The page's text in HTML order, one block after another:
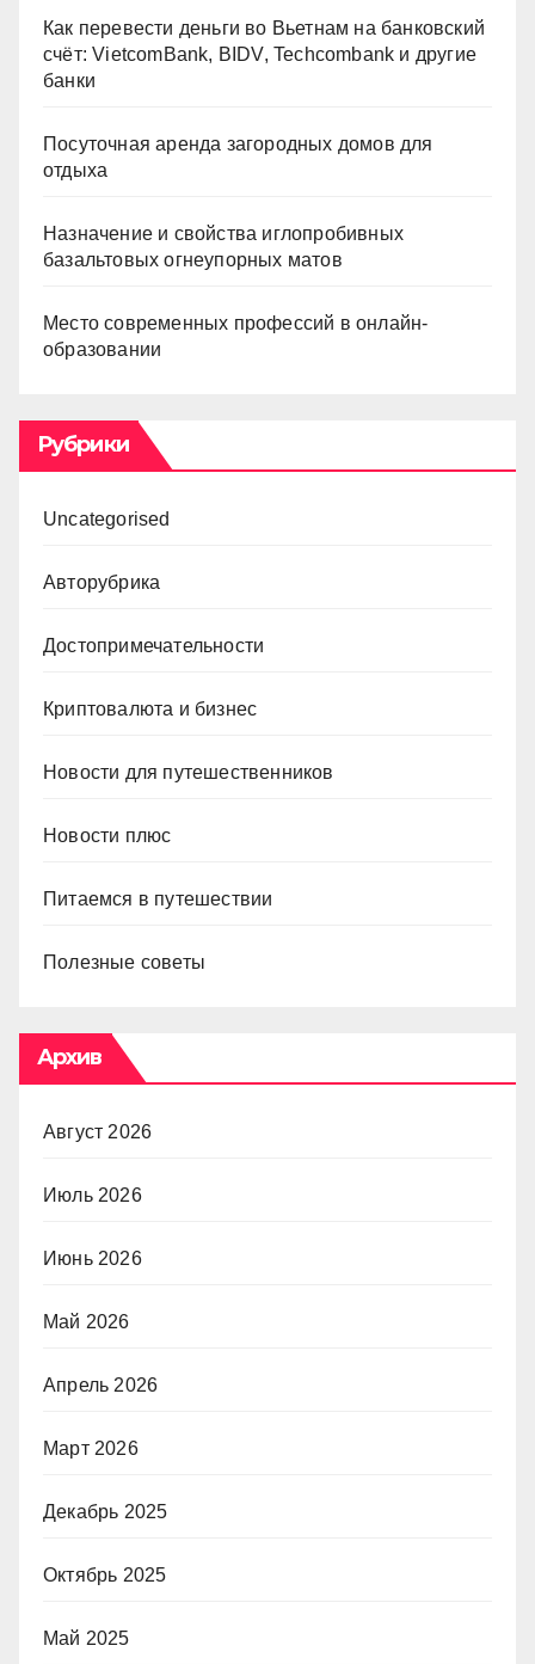
Как перевести деньги во Вьетнам на банковский
счёт: VietcomBank, BIDV, Techcombank и другие
банки
Посуточная аренда загородных домов для
отдыха
Назначение и свойства иглопробивных
базальтовых огнеупорных матов
Место современных профессий в онлайн-
образовании
Рубрики
Uncategorised
Авторубрика
Достопримечательности
Криптовалюта и бизнес
Новости для путешественников
Новости плюс
Питаемся в путешествии
Полезные советы
Архив
Август 2026
Июль 2026
Июнь 2026
Май 2026
Апрель 2026
Март 2026
Декабрь 2025
Октябрь 2025
Май 2025